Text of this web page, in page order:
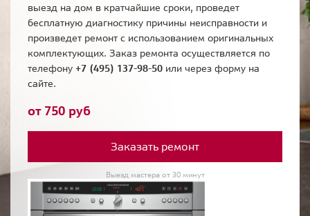
выезд на дом в кратчайшие сроки, проведет
бесплатную диагностику причины неисправности и
произведет ремонт с использованием оригинальных
комплектующих. Заказ ремонта осуществляется по
телефону +7 (495) 137-98-50 или через форму на
сайте.
от 750 руб
Заказать ремонт
Выезд мастера от 30 минут